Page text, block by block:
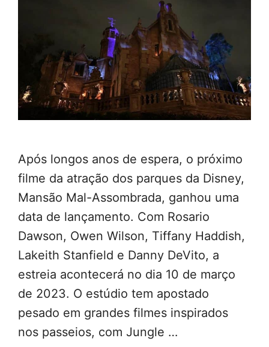
Após longos anos de espera, o próximo
filme da atração dos parques da Disney,
Mansão Mal-Assombrada, ganhou uma
data de lançamento. Com Rosario
Dawson, Owen Wilson, Tiffany Haddish,
Lakeith Stanfield e Danny DeVito, a
estreia acontecerá no dia 10 de março
de 2023. O estúdio tem apostado
pesado em grandes filmes inspirados
nos passeios, com Jungle …